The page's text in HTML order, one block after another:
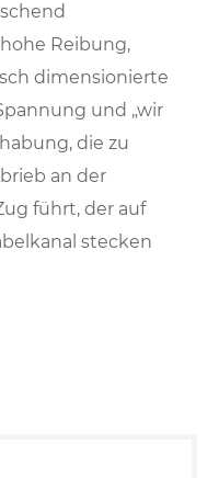
Reibung,
dimensionierte
und „wir
die zu
an der
führt, der auf
stecken